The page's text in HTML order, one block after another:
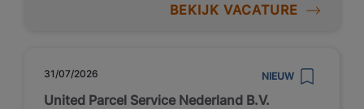
BEKIJK VACATURE
31/07/2026 NIEUW
United Parcel Service Nederland B.V.